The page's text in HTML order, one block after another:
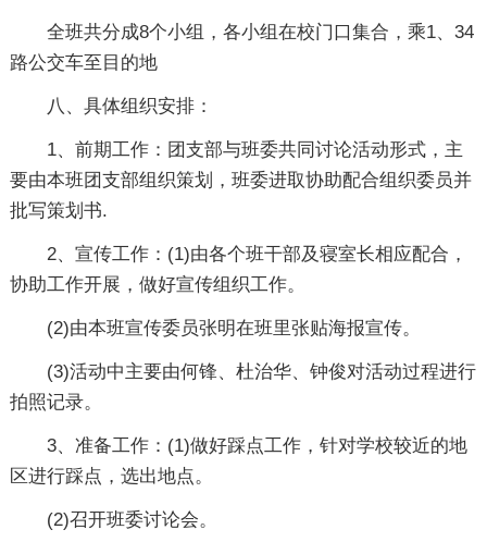
全班共分成8个小组，各小组在校门口集合，乘1、34
路公交车至目的地
八、具体组织安排：
1、前期工作：团支部与班委共同讨论活动形式，主
要由本班团支部组织策划，班委进取协助配合组织委员并
批写策划书.
2、宣传工作：(1)由各个班干部及寝室长相应配合，
协助工作开展，做好宣传组织工作。
(2)由本班宣传委员张明在班里张贴海报宣传。
(3)活动中主要由何锋、杜治华、钟俊对活动过程进行
拍照记录。
3、准备工作：(1)做好踩点工作，针对学校较近的地
区进行踩点，选出地点。
(2)召开班委讨论会。